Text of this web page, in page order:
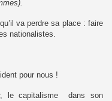
va perdre sa place : faire
nationalistes.
pour nous !
le capitalisme dans son